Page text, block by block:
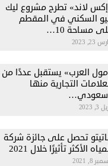
لاند» تطرح مشروع ليك
السكني في المقطم
مساحة 10…
23, 2023
العرب» يستقبل عددًا من
التجارية منها
2023
تحصل على جائزة شركة
الأكثر تأثيرًا خلال 2021
8, 2021